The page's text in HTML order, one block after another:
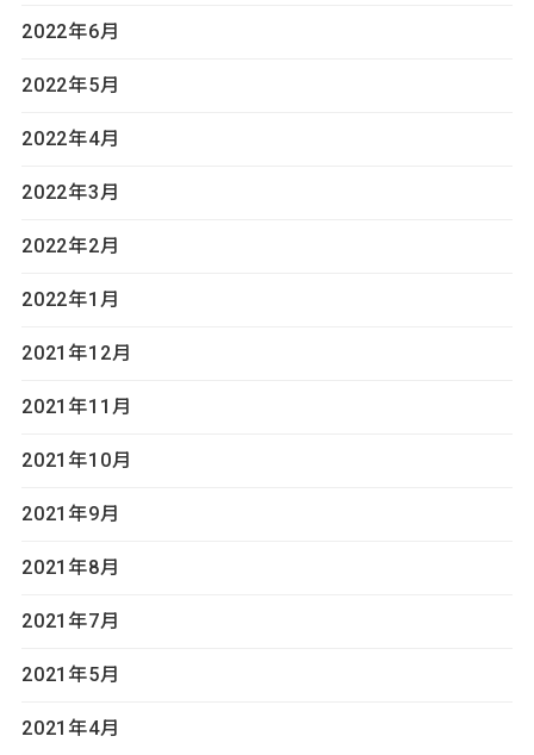
2022年6月
2022年5月
2022年4月
2022年3月
2022年2月
2022年1月
2021年12月
2021年11月
2021年10月
2021年9月
2021年8月
2021年7月
2021年5月
2021年4月